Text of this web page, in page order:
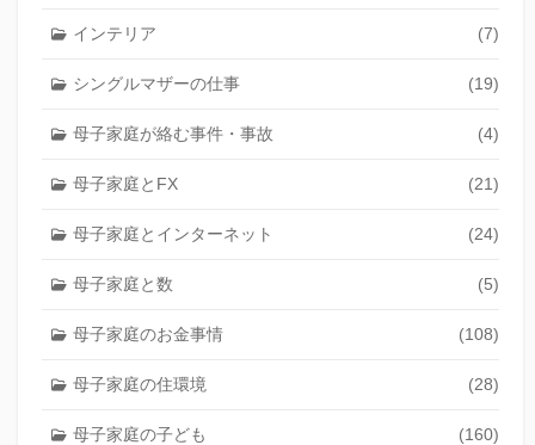
インテリア (7)
シングルマザーの仕事 (19)
母子家庭が絡む事件・事故 (4)
母子家庭とFX (21)
母子家庭とインターネット (24)
母子家庭と数 (5)
母子家庭のお金事情 (108)
母子家庭の住環境 (28)
母子家庭の子ども (160)